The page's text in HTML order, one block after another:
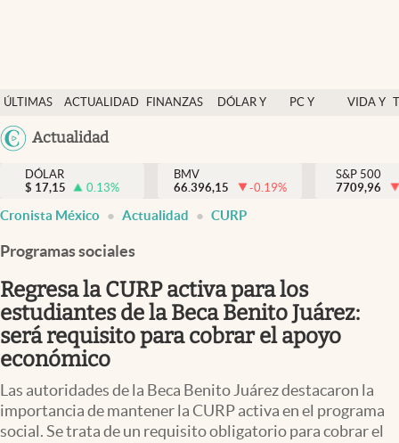
ÚLTIMAS
NOTICIAS
ACTUALIDAD
FINANZAS
DÓLAR Y
PC Y
VIDA Y
México
Actualidad
Actualidad
Finanzas y economía
Dólar y mercados
Pc y celular
Vida y estilo
Clima
DÓLAR
$ 17,15 0.13%
BMV
66.396,15
-0.19%
S&P 500
7709,96
Cronista México Actualidad CURP
Programas sociales
Regresa la CURP activa para los
estudiantes de la Beca Benito Juárez:
será requisito para cobrar el apoyo
económico
Las autoridades de la Beca Benito Juárez destacaron la
importancia de mantener la CURP activa en el programa
social. Se trata de un requisito obligatorio para cobrar el